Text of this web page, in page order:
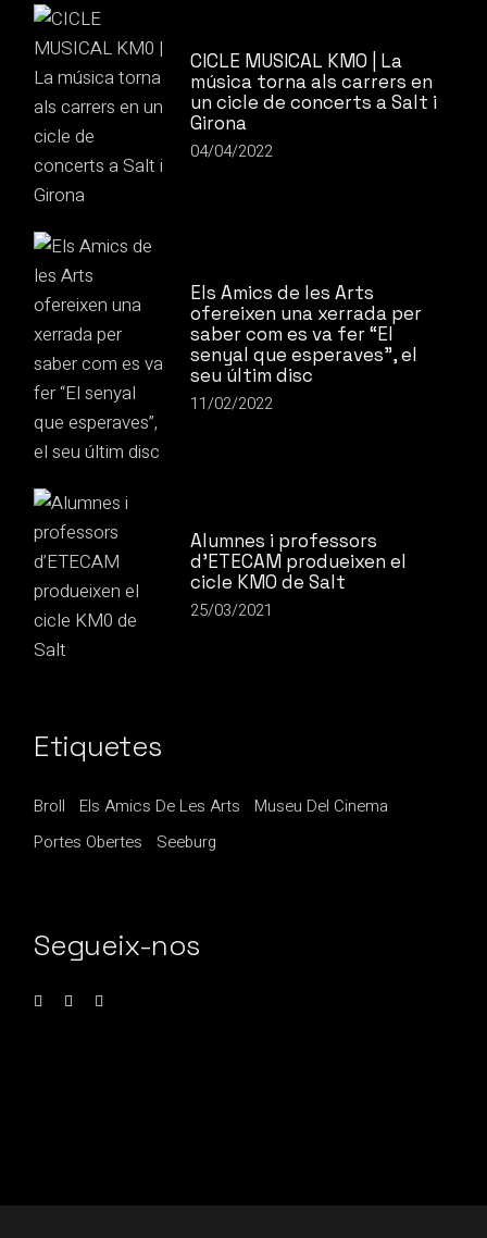
CICLE MUSICAL KM0 | La
música torna als carrers en
un cicle de concerts a Salt i
Girona
04/04/2022
Els Amics de les Arts
ofereixen una xerrada per
saber com es va fer “El
senyal que esperaves”, el
seu últim disc
11/02/2022
Alumnes i professors
d’ETECAM produeixen el
cicle KM0 de Salt
25/03/2021
Etiquetes
Broll Els Amics De Les Arts
Museu Del Cinema
Portes Obertes
Seeburg
Segueix-nos